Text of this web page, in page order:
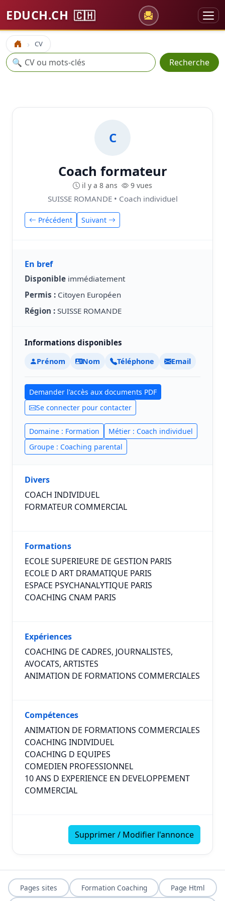
EDUCH.CH 🇨🇭
Accueil CV
Recherche
🔍 Recherche
C
Coach formateur
il y a 8 ans 9 vues
SUISSE ROMANDE • Coach individuel
Précédent Suivant
En bref
Disponible immédiatement
Permis : Citoyen Européen
Région : SUISSE ROMANDE
Informations disponibles
Prénom Nom Téléphone Email
Demander l'accès aux documents PDF
Se connecter pour contacter
Domaine : Formation
Métier : Coach individuel
Groupe : Coaching parental
Divers
COACH INDIVIDUEL
FORMATEUR COMMERCIAL
Formations
ECOLE SUPERIEURE DE GESTION PARIS
ECOLE D ART DRAMATIQUE PARIS
ESPACE PSYCHANALYTIQUE PARIS
COACHING CNAM PARIS
Expériences
COACHING DE CADRES, JOURNALISTES,
AVOCATS, ARTISTES
ANIMATION DE FORMATIONS COMMERCIALES
Compétences
ANIMATION DE FORMATIONS COMMERCIALES
COACHING INDIVIDUEL
COACHING D EQUIPES
COMEDIEN PROFESSIONNEL
10 ANS D EXPERIENCE EN DEVELOPPEMENT
COMMERCIAL
Supprimer / Modifier l'annonce
Pages sites Formation Coaching Page Html